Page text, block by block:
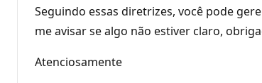
Seguindo essas diretrizes, você pode
me avisar se algo não estiver claro,
Atenciosamente